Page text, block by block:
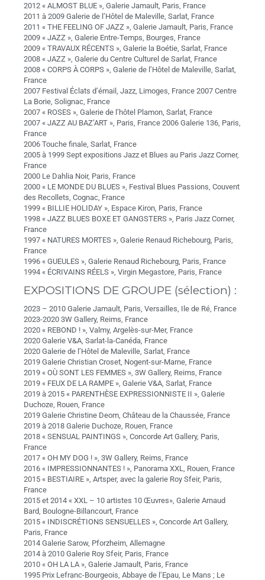
2012 « ALMOST BLUE », Galerie Jamault, Paris, France
2011 à 2009 Galerie de l’Hôtel de Maleville, Sarlat, France
2011 « THE FEELING OF JAZZ », Galerie Jamault, Paris, France
2009 « JAZZ », Galerie Entre-Temps, Bourges, France
2009 « TRAVAUX RÉCENTS », Galerie la Boétie, Sarlat, France
2008 « JAZZ », Galerie du Centre Culturel de Sarlat, France
2008 « CORPS À CORPS », Galerie de l’Hôtel de Maleville, Sarlat,
France
2007 Festival Éclats d’émail, Jazz, Limoges, France 2007 Centre
La Borie, Solignac, France
2007 « ROSES », Galerie de l’hôtel Plamon, Sarlat, France
2007 « JAZZ AU BAZ’ART », Paris, France 2006 Galerie 136, Paris,
France
2006 Touche finale, Sarlat, France
2005 à 1999 Sept expositions Jazz et Blues au Paris Jazz Corner,
France
2000 Le Dahlia Noir, Paris, France
2000 « LE MONDE DU BLUES », Festival Blues Passions, Couvent
des Recollets, Cognac, France
1999 « BILLIE HOLIDAY », Espace Kiron, Paris, France
1998 « JAZZ BLUES BOXE ET GANGSTERS », Paris Jazz Corner,
France
1997 « NATURES MORTES », Galerie Renaud Richebourg, Paris,
France
1996 « GUEULES », Galerie Renaud Richebourg, Paris, France
1994 « ÉCRIVAINS RÉELS », Virgin Megastore, Paris, France
EXPOSITIONS DE GROUPE (sélection) :
2023 – 2010 Galerie Jamault, Paris, Versailles, Ile de Ré, France
2023-2020 3W Gallery, Reims, France
2020 « REBOND ! », Valmy, Argelès-sur-Mer, France
2020 Galerie V&A, Sarlat-la-Canéda, France
2020 Galerie de l’Hôtel de Maleville, Sarlat, France
2019 Galerie Christian Croset, Nogent-sur-Marne, France
2019 « OÙ SONT LES FEMMES », 3W Gallery, Reims, France
2019 « FEUX DE LA RAMPE », Galerie V&A, Sarlat, France
2019 à 2015 « PARENTHÈSE EXPRESSIONNISTE II », Galerie
Duchoze, Rouen, France
2019 Galerie Christine Deom, Château de la Chaussée, France
2019 à 2018 Galerie Duchoze, Rouen, France
2018 « SENSUAL PAINTINGS », Concorde Art Gallery, Paris,
France
2017 « OH MY DOG ! », 3W Gallery, Reims, France
2016 « IMPRESSIONNANTES ! », Panorama XXL, Rouen, France
2015 « BESTIAIRE », Artsper, avec la galerie Roy Sfeir, Paris,
France
2015 et 2014 « XXL – 10 artistes 10 Œuvres», Galerie Arnaud
Bard, Boulogne-Billancourt, France
2015 « INDISCRÉTIONS SENSUELLES », Concorde Art Gallery,
Paris, France
2014 Galerie Sarow, Pforzheim, Allemagne
2014 à 2010 Galerie Roy Sfeir, Paris, France
2010 « OH LA LA », Galerie Jamault, Paris, France
1995 Prix Lefranc-Bourgeois, Abbaye de l’Epau, Le Mans ; Le